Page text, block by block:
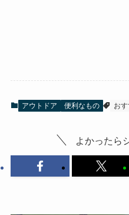
アウトドア 便利なもの お
よかったら